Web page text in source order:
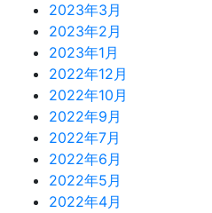
2023年3月
2023年2月
2023年1月
2022年12月
2022年10月
2022年9月
2022年7月
2022年6月
2022年5月
2022年4月